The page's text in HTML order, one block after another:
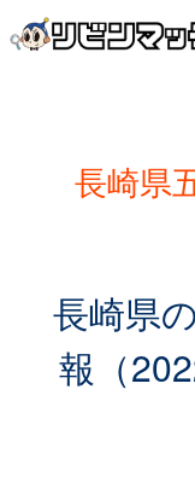
長崎県
長崎県
報（